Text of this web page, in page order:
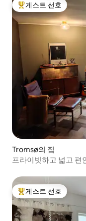
상위 게스트 선호
게스트 선호
Tromsø의 집
프라이빗하고 넓고 편
상위 게스트 선호
게스트 선호